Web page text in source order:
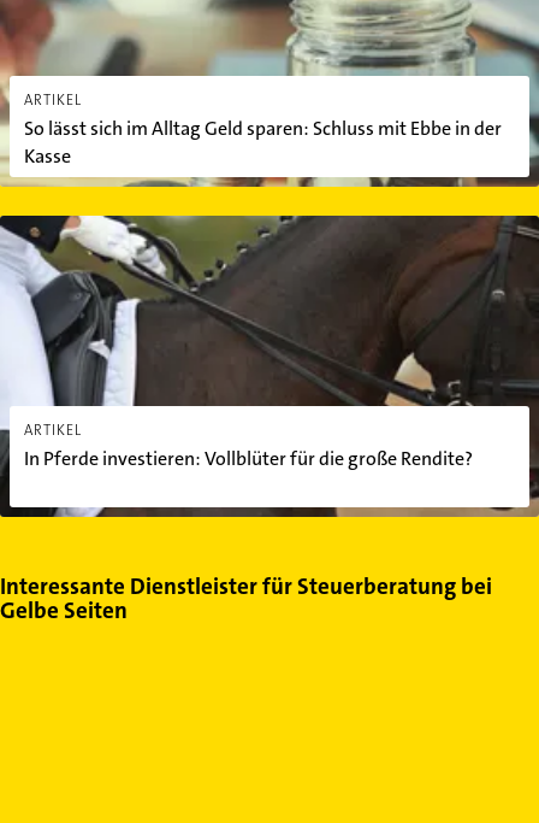
ARTIKEL
So lässt sich im Alltag Geld sparen: Schluss mit Ebbe in der
Kasse
ARTIKEL
In Pferde investieren: Vollblüter für die große Rendite?
In Pferde investieren: Vollblüter für die große Rendite?
Interessante Dienstleister für Steuerberatung bei
Gelbe Seiten